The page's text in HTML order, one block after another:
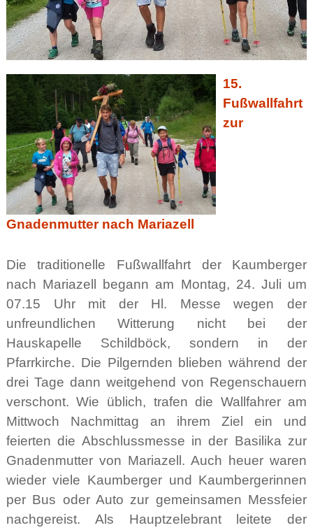
15.
Fußwallfahrt
zur
Gnadenmutter nach Mariazell
Die traditionelle Fußwallfahrt der Kaumberger
nach Mariazell begann am Montag, 24. Juli um
07.15 Uhr mit der Hl. Messe wegen der
unfreundlichen Witterung nicht bei der
Hauskapelle Schildböck, sondern in der
Pfarrkirche. Die Pilgernden blieben während der
drei Tage dann weitgehend von Regenschauern
verschont. Wie üblich, trafen die Wallfahrer am
Mittwoch Nachmittag an ihrem Ziel ein und
feierten die Abschlussmesse in der Basilika zur
Gnadenmutter von Mariazell. Auch heuer waren
wieder viele Kaumberger und Kaumbergerinnen
per Bus oder Auto zur gemeinsamen Messfeier
nachgereist. Als Hauptzelebrant leitete der